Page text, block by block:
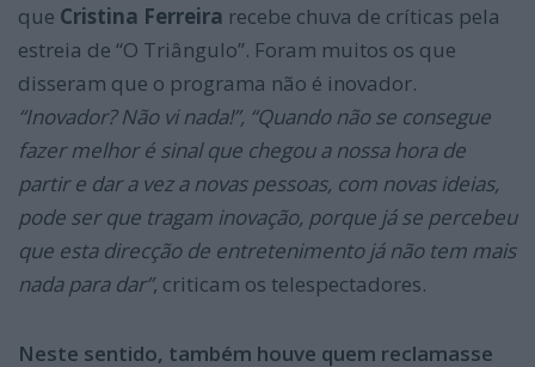
que Cristina Ferreira recebe chuva de críticas pela
estreia de “O Triângulo”. Foram muitos os que
disseram que o programa não é inovador.
“Inovador? Não vi nada!”, “Quando não se consegue
fazer melhor é sinal que chegou a nossa hora de
partir e dar a vez a novas pessoas, com novas ideias,
pode ser que tragam inovação, porque já se percebeu
que esta direcção de entretenimento já não tem mais
nada para dar”, criticam os telespectadores.
Neste sentido, também houve quem reclamasse